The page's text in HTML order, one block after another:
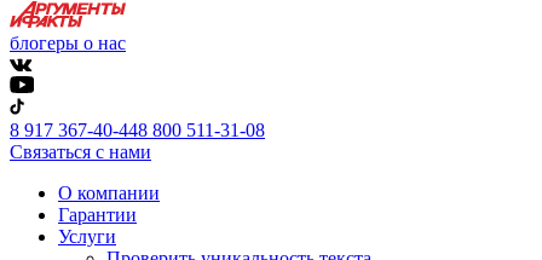
блогеры о нас
8 917 367-40-448 800 511-31-08
Связаться с нами
О компании
Гарантии
Услуги